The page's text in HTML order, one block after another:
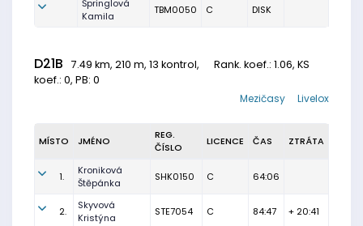
Špringlová
Kamila
TBM0050 C DISK
D21B 7.49 km, 210 m, 13 kontrol, Rank. koef.: 1.06, KS
koef.: 0, PB: 0
Livelox
Mezičasy
MÍSTO JMÉNO
REG.
ČÍSLO
LICENCE ČAS ZTRÁTA
1.
Kroniková
Štěpánka
SHK0150 C 64:06
2.
Skyvová
Kristýna
STE7054 C 84:47 + 20:41